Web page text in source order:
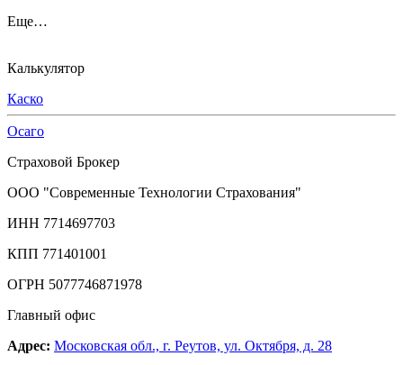
Еще…
Калькулятор
Каско
Осаго
Страховой Брокер
ООО "Современные Технологии Страхования"
ИНН 7714697703
КПП 771401001
ОГРН 5077746871978
Главный офис
Адрес: Московская обл., г. Реутов, ул. Октября, д. 28